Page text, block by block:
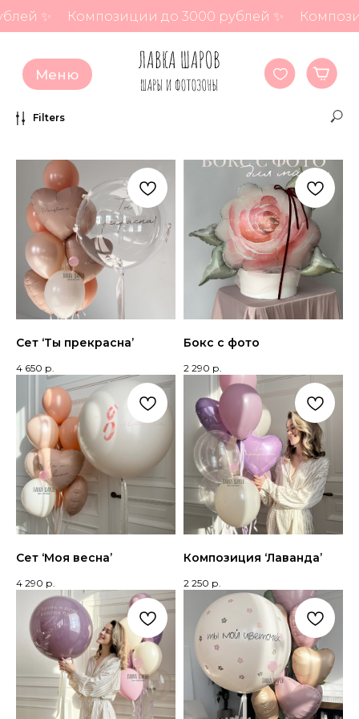
✨ Композиции до 3000 рублей ✨
Filters
Сет ‘Ты прекрасна’
4 650 р.
Бокс с фото
2 290 р.
Сет ‘Моя весна’
4 290 р.
Композиция ‘Лаванда’
2 250 р.